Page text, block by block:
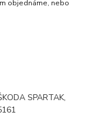
objednáme, nebo
SPARTAK,